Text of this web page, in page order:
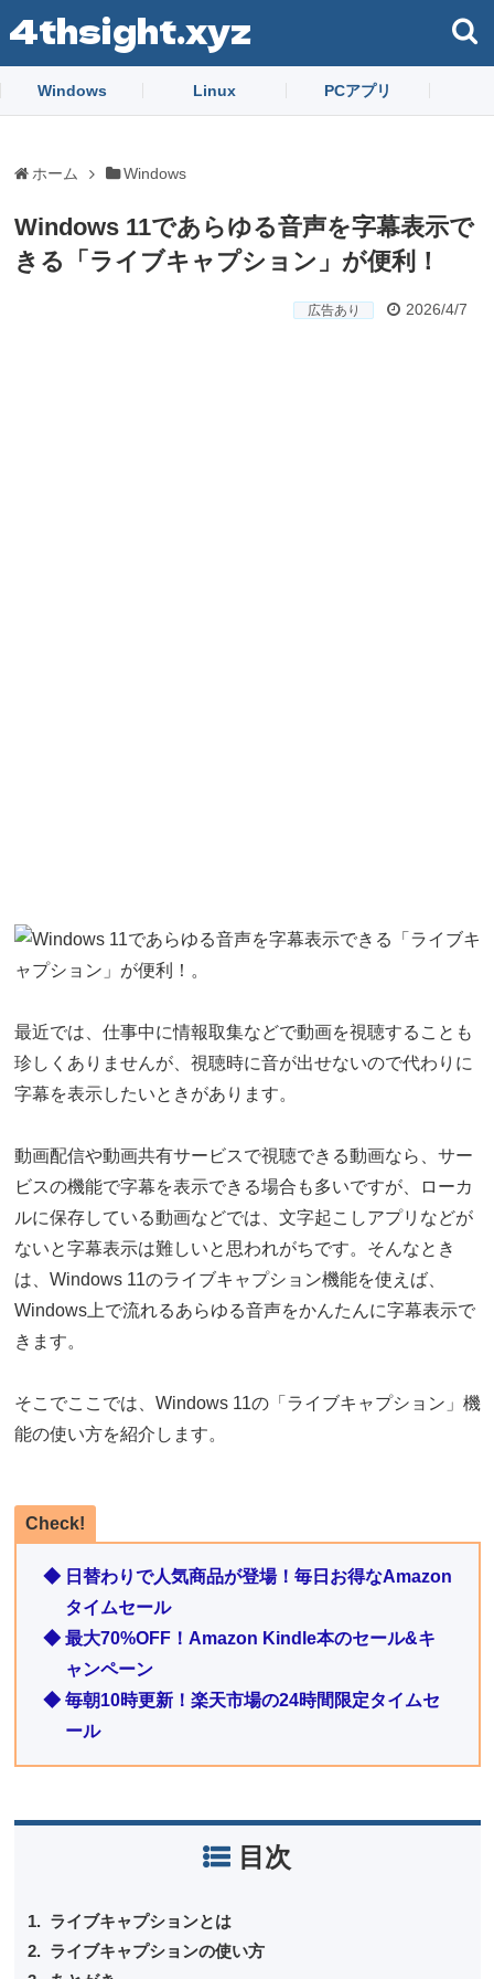
4thsight.xyz
Windows Linux PCアプリ
ホーム Windows
Windows 11であらゆる音声を字幕表示で
きる「ライブキャプション」が便利！
広告あり 2026/4/7
最近では、仕事中に情報取集などで動画を視聴することも
珍しくありませんが、視聴時に音が出せないので代わりに
字幕を表示したいときがあります。
動画配信や動画共有サービスで視聴できる動画なら、サー
ビスの機能で字幕を表示できる場合も多いですが、ローカ
ルに保存している動画などでは、文字起こしアプリなどが
ないと字幕表示は難しいと思われがちです。そんなとき
は、Windows 11のライブキャプション機能を使えば、
Windows上で流れるあらゆる音声をかんたんに字幕表示で
きます。
そこでここでは、Windows 11の「ライブキャプション」機
能の使い方を紹介します。
Check!
◆ 日替わりで人気商品が登場！毎日お得なAmazon
タイムセール
◆ 最大70%OFF！Amazon Kindle本のセール&キ
ャンペーン
◆ 毎朝10時更新！楽天市場の24時間限定タイムセ
ール
目次
ライブキャプションとは
ライブキャプションの使い方